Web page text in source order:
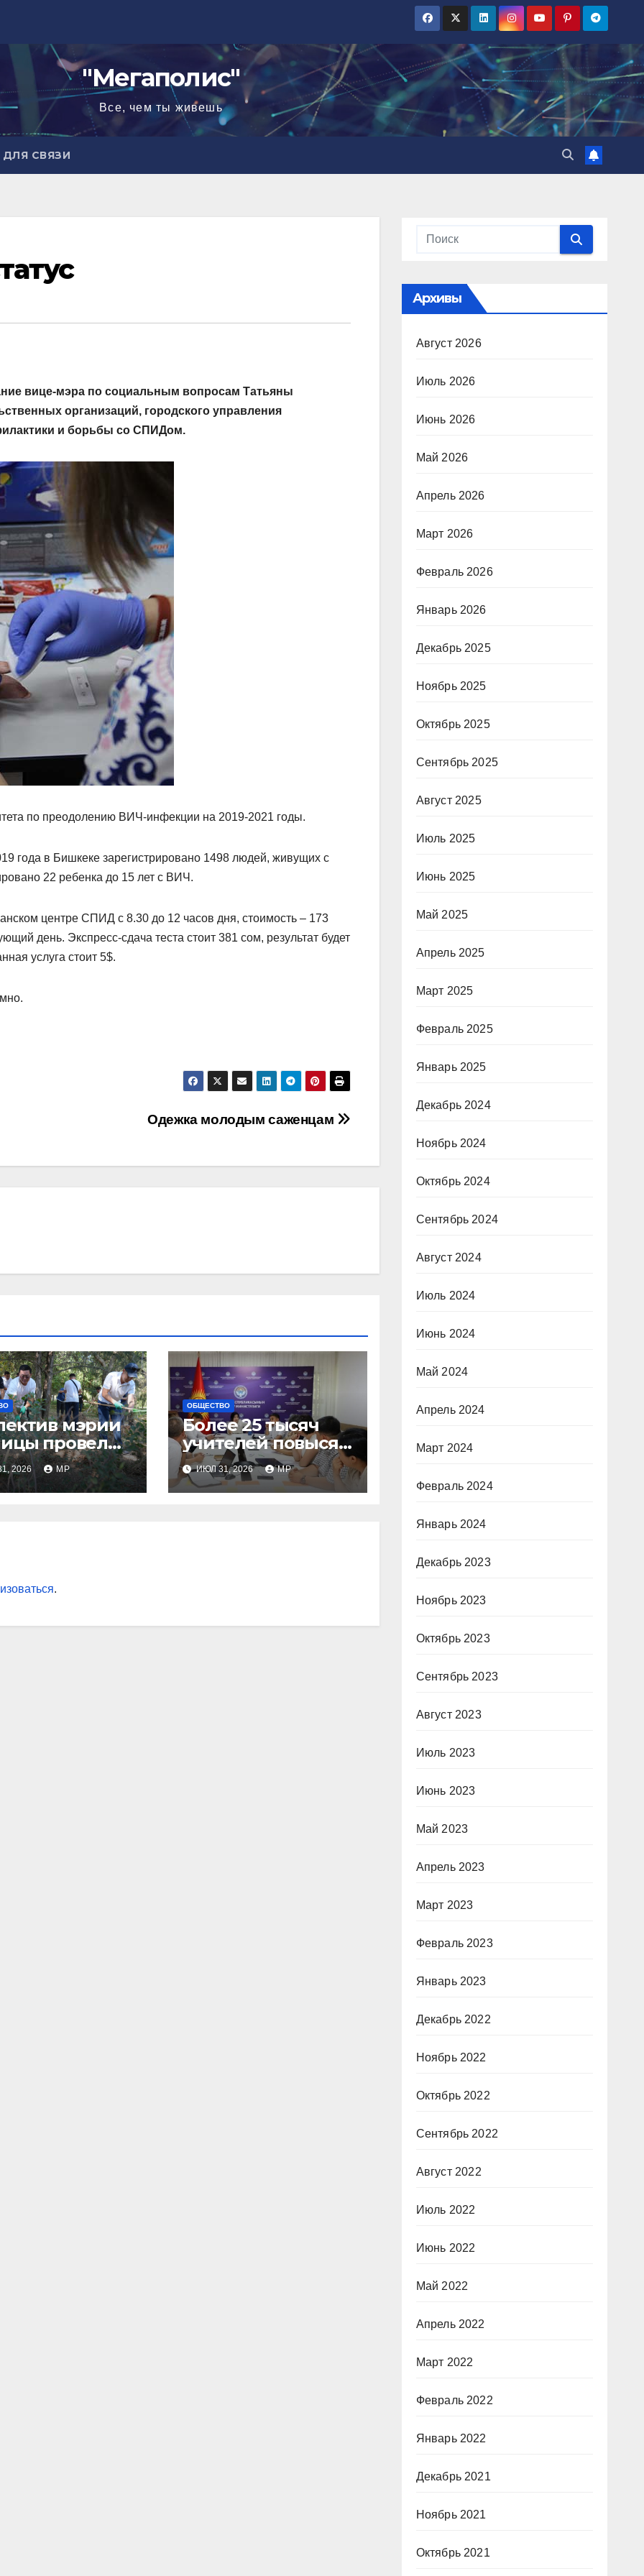
"Мегаполис"
Все, чем ты живешь
ДЛЯ СВЯЗИ
вице-мэра по социальным вопросам Татьяны
организаций, городского управления
и борьбы со СПИДом.
по преодолению ВИЧ-инфекции на 2019-2021 годы.
года в Бишкеке зарегистрировано 1498 людей, живущих с
22 ребенка до 15 лет с ВИЧ.
центре СПИД с 8.30 до 12 часов дня, стоимость – 173
день. Экспресс-сдача теста стоит 381 сом, результат будет
услуга стоит 5$.
Одежка молодым саженцам
мэрии
провел
2026 MP
ОБЩЕСТВО
Более 25 тысяч
учителей повысят
квалификацию
ИЮЛ 31, 2026 MP
.
Архивы
Август 2026
Июль 2026
Июнь 2026
Май 2026
Апрель 2026
Март 2026
Февраль 2026
Январь 2026
Декабрь 2025
Ноябрь 2025
Октябрь 2025
Сентябрь 2025
Август 2025
Июль 2025
Июнь 2025
Май 2025
Апрель 2025
Март 2025
Февраль 2025
Январь 2025
Декабрь 2024
Ноябрь 2024
Октябрь 2024
Сентябрь 2024
Август 2024
Июль 2024
Июнь 2024
Май 2024
Апрель 2024
Март 2024
Февраль 2024
Январь 2024
Декабрь 2023
Ноябрь 2023
Октябрь 2023
Сентябрь 2023
Август 2023
Июль 2023
Июнь 2023
Май 2023
Апрель 2023
Март 2023
Февраль 2023
Январь 2023
Декабрь 2022
Ноябрь 2022
Октябрь 2022
Сентябрь 2022
Август 2022
Июль 2022
Июнь 2022
Май 2022
Апрель 2022
Март 2022
Февраль 2022
Январь 2022
Декабрь 2021
Ноябрь 2021
Октябрь 2021